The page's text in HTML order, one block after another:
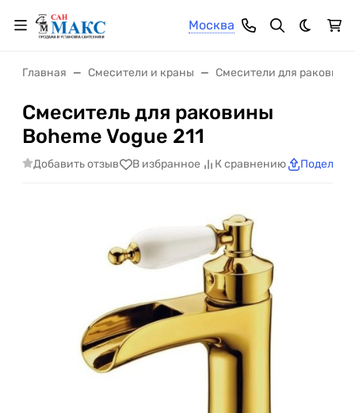
Москва
Темная
Главная Смесители и краны Смесители для раковины
Смеситель для раковины
Boheme Vogue 211
Добавить отзыв В избранное К сравнению